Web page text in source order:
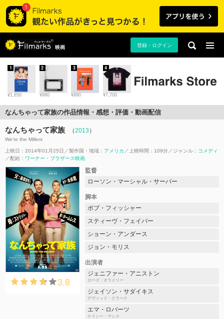
映画 登録・ログイン
¥1,650
1
¥990
2
¥990
3
¥7,700
4
なんちゃって家族の作品情報・感想・評価・動画配信
なんちゃって家族 （2013）
We're the Millers
上映日：2014年01月25日 製作国・地域： アメリカ 上映時間：109分 ジャンル： コメディ
配給： ワーナー・ブラザース映画
3.8
監督
ローソン・マーシャル・サーバー
脚本
ボブ・フィッシャー
スティーヴ・フェイバー
ショーン・アンダース
ジョン・モリス
出演者
ジェニファー・アニストン
ローズ・オライリー
ジェイソン・サダイキス
デヴィッド・クラーク
エマ・ロバーツ
ケイシー・マシス